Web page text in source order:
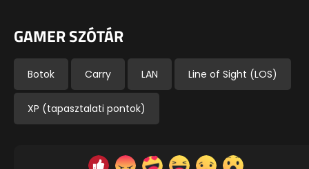
GAMER SZÓTÁR
Botok Carry LAN Line of Sight (LOS)
XP (tapasztalati pontok)